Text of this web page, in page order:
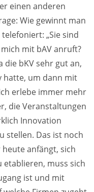
einen anderen
Wie gewinnt man
„Sie sind
mit bAV anruft?
die bKV sehr gut an,
hatte, um dann mit
erlebe immer mehr
die Veranstaltungen
Innovation
stellen. Das ist noch
anfängt, sich
etablieren, muss sich
ist und mit